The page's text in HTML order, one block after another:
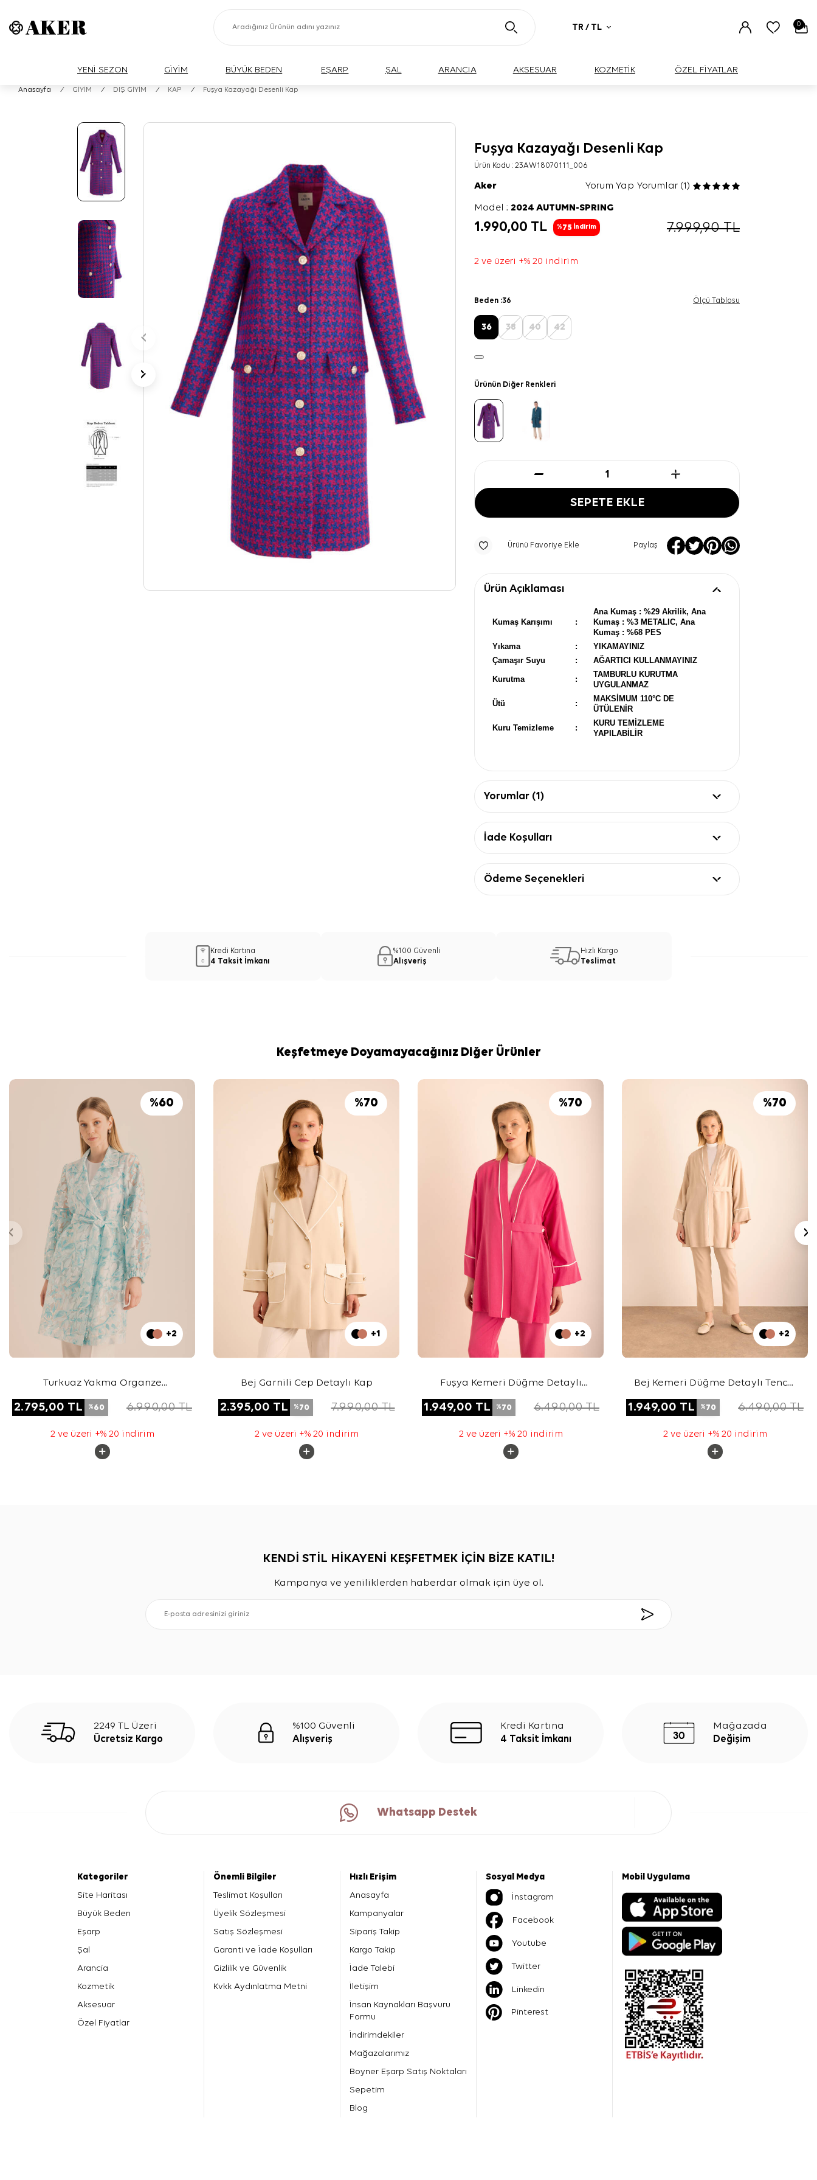
TR / TL 0
YENİ SEZON GİYİM BÜYÜK BEDEN EŞARP ŞAL ARANCIA AKSESUAR KOZMETİK ÖZEL FİYATLAR
Anasayfa / GİYİM / DIŞ GİYİM / KAP / Fuşya Kazayağı Desenli Kap
Fuşya Kazayağı Desenli Kap
Ürün Kodu :23AW18070111_006
Aker Yorum Yap Yorumlar (1)
Model :2024 AUTUMN-SPRING
1.990,00 TL %75 İndirim 7.999,90TL
2 ve üzeri +% 20 indirim
Beden :36 Ölçü Tablosu
36 38 40 42
Ürünün Diğer Renkleri
SEPETE EKLE
Ürünü Favoriye Ekle Paylaş
Ürün Açıklaması
Kumaş Karışımı :
Ana Kumaş : %29 Akrilik, Ana
Kumaş : %3 METALIC, Ana
Kumaş : %68 PES
Yıkama
:
YIKAMAYINIZ
Çamaşır Suyu
: AĞARTICI KULLANMAYINIZ
Kurutma :
TAMBURLU KURUTMA
UYGULANMAZ
Ütü :
MAKSİMUM 110°C DE
ÜTÜLENİR
Kuru Temizleme :
KURU TEMİZLEME
YAPILABİLİR
Yorumlar (1)
İade Koşulları
Ödeme Seçenekleri
Kredi Kartına
4 Taksit İmkanı
%100 Güvenli
Alışveriş
Hızlı Kargo
Teslimat
Keşfetmeye Doyamayacağınız Diğer Ürünler
%60
+2
Turkuaz Yakma Organze
2.795,00 TL %60 6.990,00TL
2 ve üzeri +% 20 indirim
%70
+1
Bej Garnili Cep Detaylı Kap
2.395,00 TL %70 7.990,00TL
2 ve üzeri +% 20 indirim
%70
+2
Fuşya Kemeri Düğme Detaylı
1.949,00 TL %70 6.490,00TL
2 ve üzeri +% 20 indirim
%70
+2
Bej Kemeri Düğme Detaylı Tencel
1.949,00 TL %70 6.490,00TL
2 ve üzeri +% 20 indirim
KENDİ STİL HİKAYENİ KEŞFETMEK İÇİN BİZE KATIL!
Kampanya ve yeniliklerden haberdar olmak için üye ol.
2249 TL Üzeri
Ücretsiz Kargo
%100 Güvenli
Alışveriş
Kredi Kartına
4 Taksit İmkanı
Mağazada
Değişim
Whatsapp Destek
Kategoriler
Site Haritası
Büyük Beden
Eşarp
Şal
Arancia
Kozmetik
Aksesuar
Özel Fiyatlar
Önemli Bilgiler
Teslimat Koşulları
Üyelik Sözleşmesi
Satış Sözleşmesi
Garanti ve İade Koşulları
Gizlilik ve Güvenlik
Kvkk Aydınlatma Metni
Hızlı Erişim
Anasayfa
Kampanyalar
Sipariş Takip
Kargo Takip
İade Talebi
İletişim
İnsan Kaynakları Başvuru
Formu
İndirimdekiler
Mağazalarımız
Boyner Eşarp Satış Noktaları
Sepetim
Blog
Sosyal Medya
İnstagram
Facebook
Youtube
Twitter
Linkedin
Pinterest
Mobil Uygulama